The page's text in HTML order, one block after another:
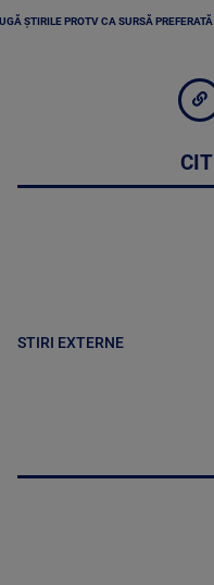
ȘTIRILE PROTV CA SURSĂ PREFERATĂ
STIRI EXTERNE